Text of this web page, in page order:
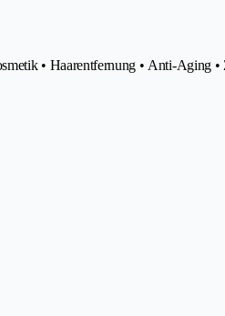
• Haarentfernung • Anti-Aging •